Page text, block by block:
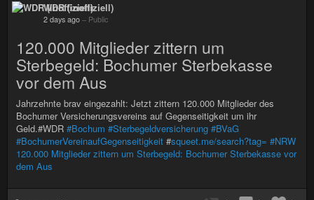
WDR (inoffiziell)
2 days ago – Public
120.000 Mitglieder zittern um
Sterbegeld: Bochumer Sterbekasse
vor dem Aus
Jahrzehnte brav eingezahlt: Jetzt zittern 120.000 Mitglieder des
Bochumer Versicherungsvereins auf Gegenseitigkeit um ihr
Geld.#WDR #Bochum #Sterbegeldversicherung #BVaG
#BochumerVereinaufGegenseitigkeit #squeet.me/search?tag= #NRW
120.000 Mitglieder zittern um Sterbegeld: Bochumer Sterbekasse vor
dem Aus